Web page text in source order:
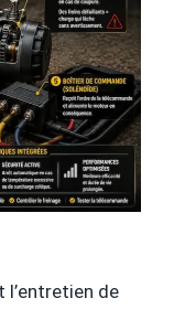
l’entretien de